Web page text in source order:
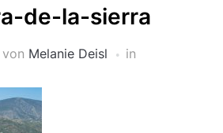
de-la-sierra
Melanie Deisl in